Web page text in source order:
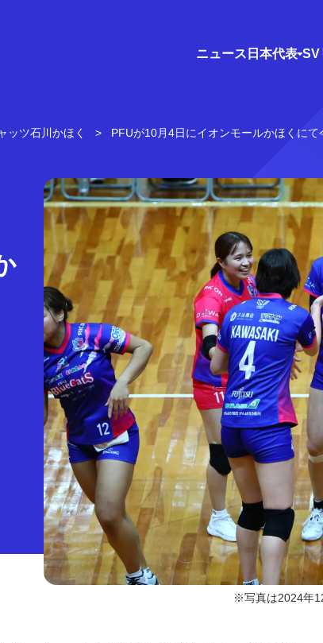
ニュース 日本代表 SV
ッツ石川かほく PFUが10月4日にイオンモールかほくに
※写真は2024年